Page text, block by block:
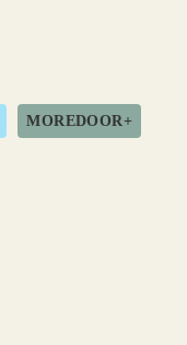
MOREDOOR+